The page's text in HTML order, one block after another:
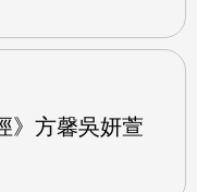
》方馨吳妍萱